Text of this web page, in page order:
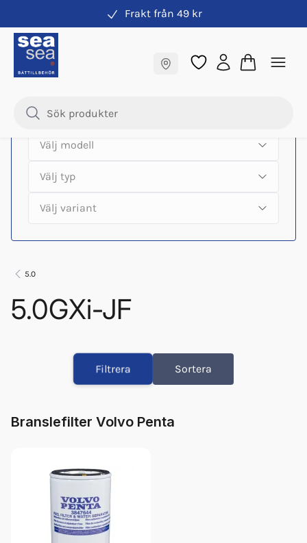
Frakt från 49 kr
Samma pris online & i butik
Hitta rätt produkter till din båtmotor
5.0
5.0GXi-JF
Olja Volvo 5w/40 1l 23211287
Olja Volvo 5w/40 5l 23211288
Impeller Vp 22307636
Orb Fett Impeller
Filtrera Sortera
Branslefilter Volvo Penta